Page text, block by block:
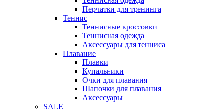
Перчатки для тренинга
Теннис
Теннисные кроссовки
Теннисная одежда
Аксессуары для тенниса
Плавание
Плавки
Купальники
Очки для плавания
Шапочки для плавания
Аксессуары
SALE